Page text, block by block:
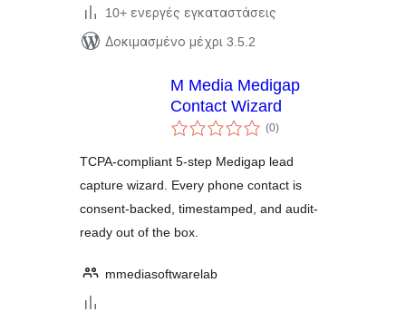
10+ ενεργές εγκαταστάσεις
Δοκιμασμένο μέχρι 3.5.2
M Media Medigap
Contact Wizard
(0αξιολογήσεις
σύνολο
)
TCPA-compliant 5-step Medigap lead
capture wizard. Every phone contact is
consent-backed, timestamped, and audit-
ready out of the box.
mmediasoftwarelab